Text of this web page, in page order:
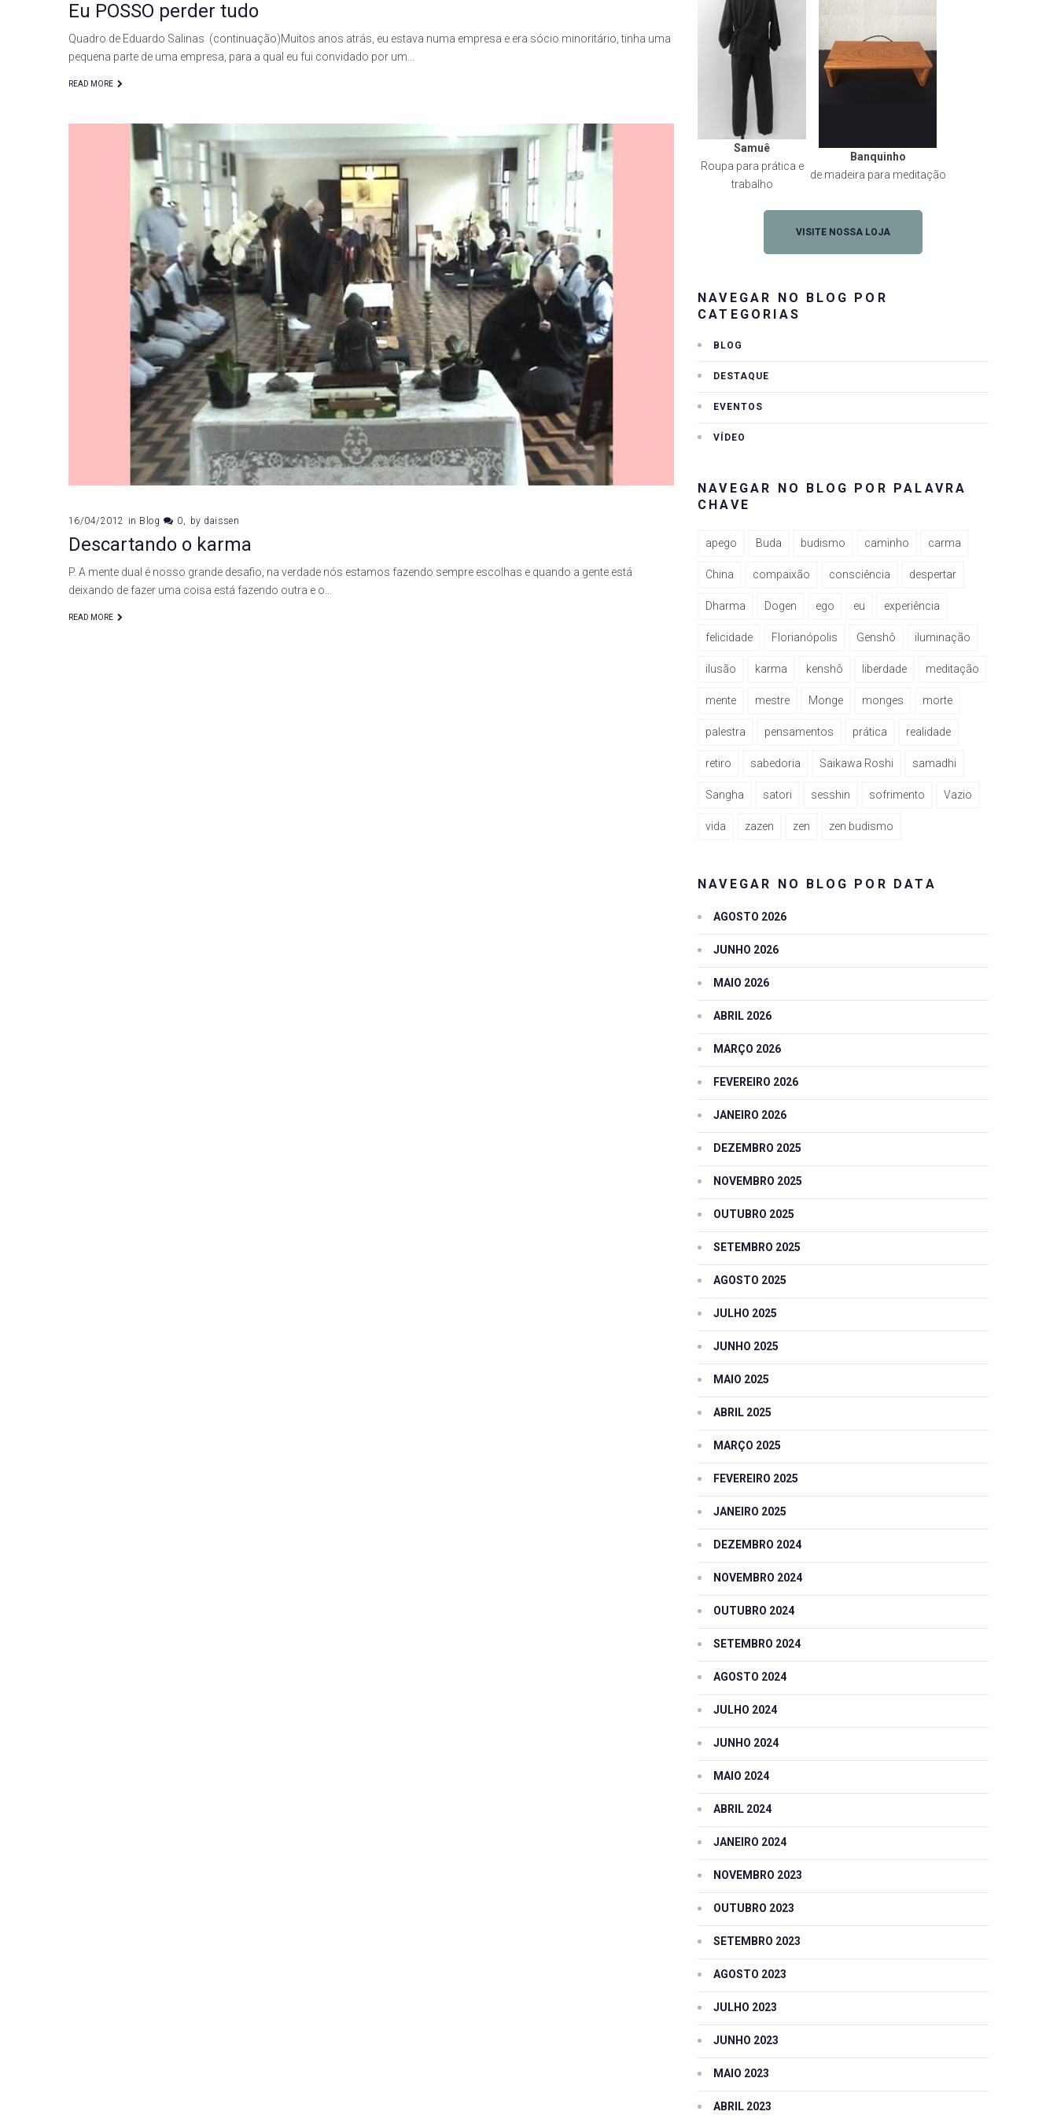
Eu POSSO perder tudo
Quadro de Eduardo Salinas (continuação)Muitos anos atrás, eu estava numa empresa e era sócio minoritário, tinha uma
pequena parte de uma empresa, para a qual eu fui convidado por um…
READ MORE
16/04/2012 in Blog 0 by daissen
Descartando o karma
P. A mente dual é nosso grande desafio, na verdade nós estamos fazendo sempre escolhas e quando a gente está
deixando de fazer uma coisa está fazendo outra e o…
READ MORE
Samuê
Roupa para prática e
trabalho
Banquinho
de madeira para meditação
VISITE NOSSA LOJA
NAVEGAR NO BLOG POR
CATEGORIAS
BLOG
DESTAQUE
EVENTOS
VÍDEO
NAVEGAR NO BLOG POR PALAVRA
CHAVE
apego Buda budismo caminho carma
China compaixão consciência despertar
Dharma Dogen ego eu experiência
felicidade Florianópolis Genshô iluminação
ilusão karma kenshô liberdade meditação
mente mestre Monge monges morte
palestra pensamentos prática realidade
retiro sabedoria Saikawa Roshi samadhi
Sangha satori sesshin sofrimento Vazio
vida zazen zen zen budismo
NAVEGAR NO BLOG POR DATA
AGOSTO 2026
JUNHO 2026
MAIO 2026
ABRIL 2026
MARÇO 2026
FEVEREIRO 2026
JANEIRO 2026
DEZEMBRO 2025
NOVEMBRO 2025
OUTUBRO 2025
SETEMBRO 2025
AGOSTO 2025
JULHO 2025
JUNHO 2025
MAIO 2025
ABRIL 2025
MARÇO 2025
FEVEREIRO 2025
JANEIRO 2025
DEZEMBRO 2024
NOVEMBRO 2024
OUTUBRO 2024
SETEMBRO 2024
AGOSTO 2024
JULHO 2024
JUNHO 2024
MAIO 2024
ABRIL 2024
JANEIRO 2024
NOVEMBRO 2023
OUTUBRO 2023
SETEMBRO 2023
AGOSTO 2023
JULHO 2023
JUNHO 2023
MAIO 2023
ABRIL 2023